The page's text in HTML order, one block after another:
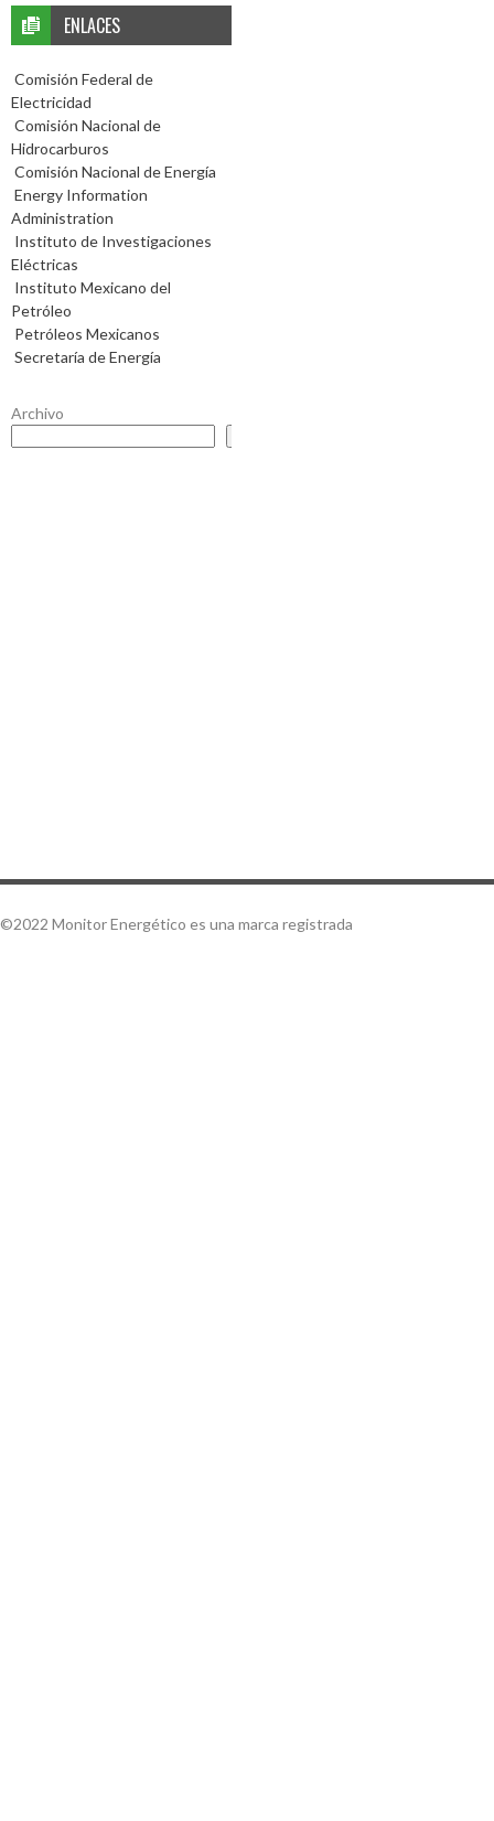
ENLACES
Comisión Federal de
Electricidad
Comisión Nacional de
Hidrocarburos
Comisión Nacional de Energía
Energy Information
Administration
Instituto de Investigaciones
Eléctricas
Instituto Mexicano del
Petróleo
Petróleos Mexicanos
Secretaría de Energía
Archivo
©2022 Monitor Energético es una marca registrada